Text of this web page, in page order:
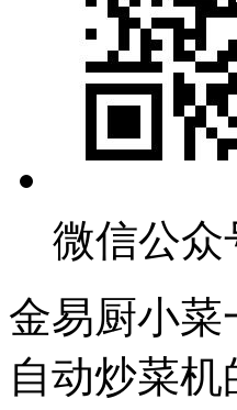
微信公众
金易厨小
自动炒菜